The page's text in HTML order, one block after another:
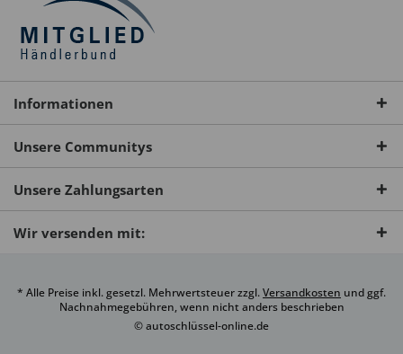
Informationen
Unsere Communitys
Unsere Zahlungsarten
Wir versenden mit:
* Alle Preise inkl. gesetzl. Mehrwertsteuer zzgl.Versandkosten und ggf.
Nachnahmegebühren, wenn nicht anders beschrieben
© autoschlüssel-online.de